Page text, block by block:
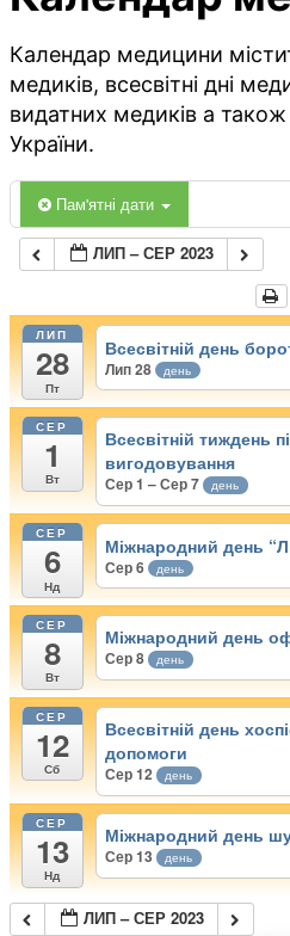
Календар медицини
медиків, всесвітні дні
видатних медиків а
України.
Пам'ятні дати
ЛИП – СЕР 2023
ЛИП
28
Пт
Всесвітній день
Лип 28 день
СЕР
1
Вт
Всесвітній тиждень
вигодовування
Сер 1 – Сер 7 день
СЕР
6
Нд
Міжнародний день
Сер 6 день
СЕР
8
Вт
Міжнародний день
Сер 8 день
СЕР
12
Сб
Всесвітній день
допомоги
Сер 12 день
СЕР
13
Нд
Міжнародний день
Сер 13 день
ЛИП – СЕР 2023